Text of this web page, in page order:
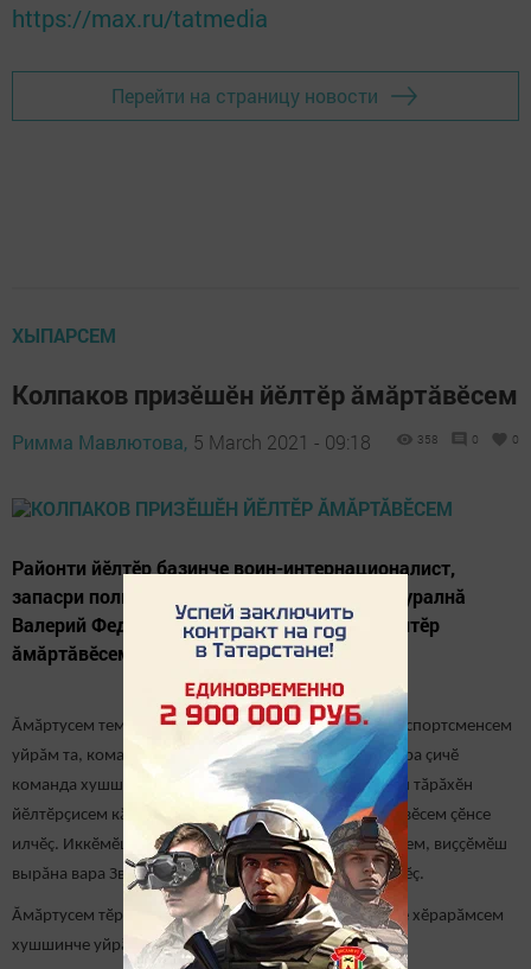
https://max.ru/tatmedia
Перейти на страницу новости
ХЫПАРСЕМ
Колпаков призӗшӗн йӗлтӗр ӑмӑртӑвӗсем
Римма Мавлютова, 5 March 2021 - 09:18 358 0 0
Районти йӗлтӗр базинче воин-интернационалист,
запасри полковник, Чӑваш Çӗпрел ялӗнче ҫуралнă
Валерий Федорович Колпаков призӗшӗн йӗлтӗр
ӑмӑртăвӗсем иртрӗç.
Ӑмӑртусем темиҫе этапра иртрӗç. Ӑмӑрту вӑхӑтӗнче спортсменсем
уйрăм та, команда составӗнче те ăмăртрӗç. Эстафетӑра çичӗ
команда хушшинче чи лайăх вăхăта Чăваш Ҫӗпрел ял тӑрӑхӗн
йӗлтӗрҫисем кăтартрӗç тата куҫса ҫӳрекен кубока та вӗсем çӗнсе
илчӗç. Иккӗмӗш вырӑна Упи ял тӑрӑхӗн спортсменӗсем, виҫҫӗмӗш
вырăна вара Звезда ял тӑрӑхӗн командисем йышӑнчӗç.
Ӑмӑртусем тӗрлӗ ӳсӗм категорийӗсенче, арҫынсемпе хӗрарӑмсем
хушшинче уйрӑм иртрӗ.